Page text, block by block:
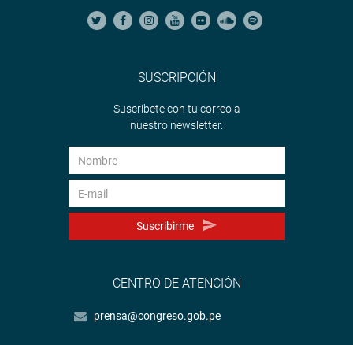
SUSCRIPCIÓN
Suscríbete con tu correo a
nuestro newsletter.
Suscribirme
CENTRO DE ATENCIÓN
prensa@congreso.gob.pe